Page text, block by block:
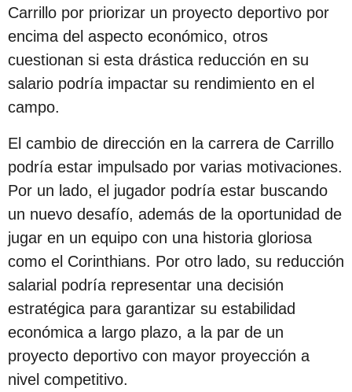
d
e
l
a
p
b
l
i
c
a
c
i
ó
n
Carrillo por priorizar un proyecto deportivo por
encima del aspecto económico, otros
cuestionan si esta drástica reducción en su
salario podría impactar su rendimiento en el
campo.
El cambio de dirección en la carrera de Carrillo
podría estar impulsado por varias motivaciones.
Por un lado, el jugador podría estar buscando
un nuevo desafío, además de la oportunidad de
jugar en un equipo con una historia gloriosa
como el Corinthians. Por otro lado, su reducción
salarial podría representar una decisión
estratégica para garantizar su estabilidad
económica a largo plazo, a la par de un
proyecto deportivo con mayor proyección a
nivel competitivo.